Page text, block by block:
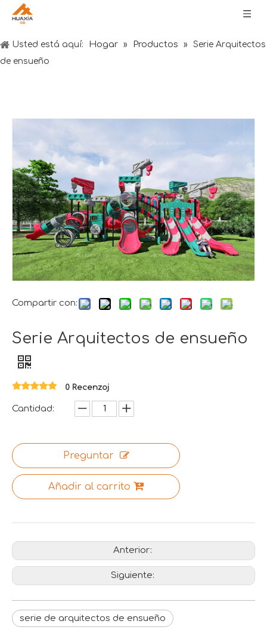
Usted está aquí: Hogar » Productos »
Serie Arquitectos
de ensueño
Compartir con:
Serie Arquitectos de ensueño
0 Recenzoj
Cantidad:
Preguntar
Añadir al carrito
Anterior:
Siguiente:
serie de arquitectos de ensueño